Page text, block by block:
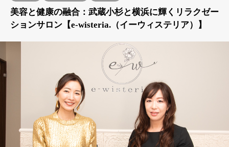
美容と健康の融合：武蔵小杉と横浜に輝くリラクゼー
ションサロン【e-wisteria.（イーウィステリア）】